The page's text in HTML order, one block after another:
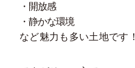
・開放感
・静かな環境
など魅力も多い土地です！